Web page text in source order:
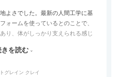
よさでした。最新の人間工学に基
ォームを使っているとのことで、
り、体がしっかり支えられる感じ
でした。回転タイプなので、個人
きを読む
グレイン クレイ